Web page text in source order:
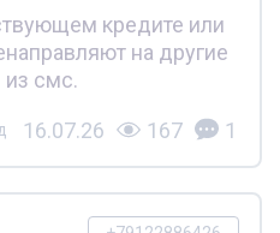
кредите или
на другие
смс.
16.07.26 167 1